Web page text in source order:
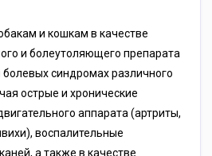
и кошкам в качестве
и болеутоляющего препарата
синдромах различного
острые и хронические
аппарата (артриты,
воспалительные
а также в качестве